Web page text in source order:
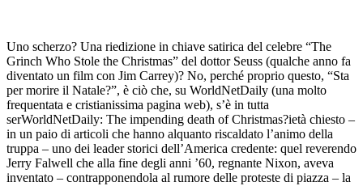
Uno scherzo? Una riedizione in chiave satirica del celebre “The
Grinch Who Stole the Christmas” del dottor Seuss (qualche anno fa
diventato un film con Jim Carrey)? No, perché proprio questo, “Sta
per morire il Natale?”, è ciò che, su WorldNetDaily (una molto
frequentata e cristianissima pagina web), s’è in tutta
serWorldNetDaily: The impending death of Christmas?ietà chiesto –
in un paio di articoli che hanno alquanto riscaldato l’animo della
truppa – uno dei leader storici dell’America credente: quel reverendo
Jerry Falwell che alla fine degli anni ’60, regnante Nixon, aveva
inventato – contrapponendola al rumore delle proteste di piazza – la